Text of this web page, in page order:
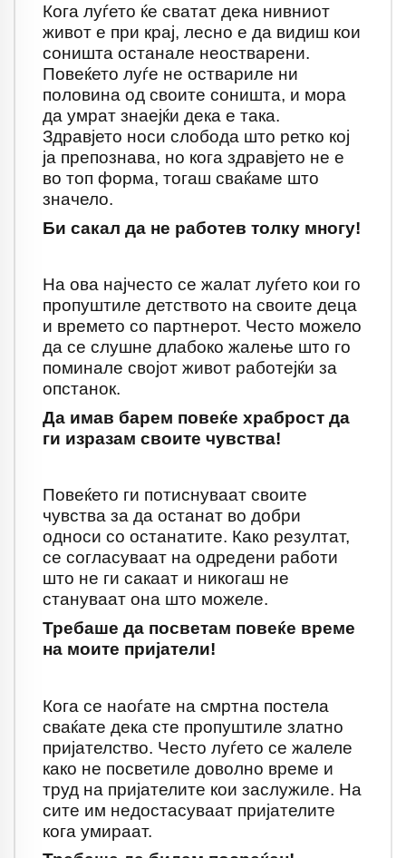
Кога луѓето ќе сватат дека нивниот
живот е при крај, лесно е да видиш кои
соништа останале неостварени.
Повеќето луѓе не оствариле ни
половина од своите соништа, и мора
да умрат знаејќи дека е така.
Здравјето носи слобода што ретко кој
ја препознава, но кога здравјето не е
во топ форма, тогаш сваќаме што
значело.
Би сакал да не работев толку многу!
На ова најчесто се жалат луѓето кои го
пропуштиле детството на своите деца
и времето со партнерот. Често можело
да се слушне длабоко жалење што го
поминале својот живот работејќи за
опстанок.
Да имав барем повеќе храброст да
ги изразам своите чувства!
Повеќето ги потиснуваат своите
чувства за да останат во добри
односи со останатите. Како резултат,
се согласуваат на одредени работи
што не ги сакаат и никогаш не
стануваат она што можеле.
Требаше да посветам повеќе време
на моите пријатели!
Кога се наоѓате на смртна постела
сваќате дека сте пропуштиле златно
пријателство. Често луѓето се жалеле
како не посветиле доволно време и
труд на пријателите кои заслужиле. На
сите им недостасуваат пријателите
кога умираат.